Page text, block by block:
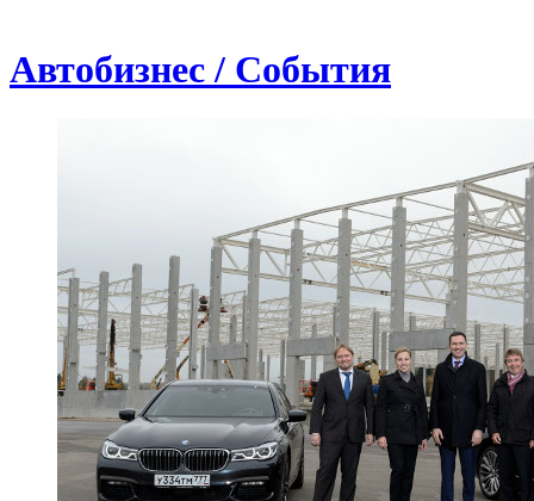
Автобизнес / События